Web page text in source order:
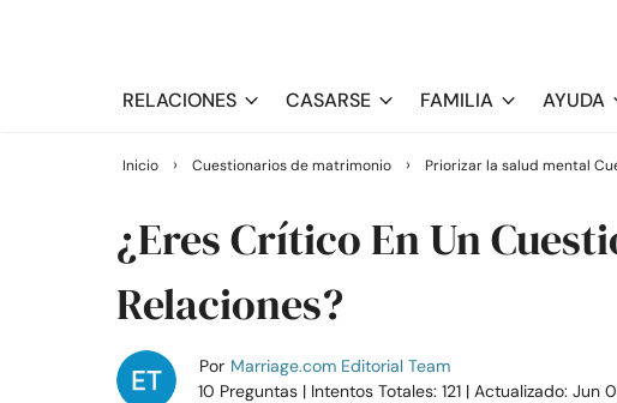
RELACIONES CASARSE FAMILIA AYUDA
Inicio › Cuestionarios de matrimonio › Priorizar la salud mental
¿Eres Crítico En Un
Relaciones?
Por Marriage.com Editorial Team
10 Preguntas | Intentos Totales: 121 | Actualizado: Jun